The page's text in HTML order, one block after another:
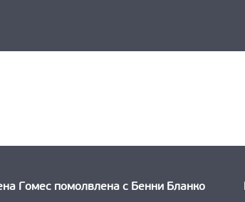
Гомес помолвлена с Бенни Бланко